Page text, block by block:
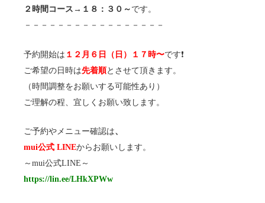
２時間コース→１８：３０～ です。
－－－－－－－－－－－－－－－－－
予約開始は １２月６日（日）１７時〜です❗️
ご希望の日時は先着順とさせて頂きます。
（時間調整をお願いする可能性あり）
ご理解の程、宜しくお願い致します。
ご予約やメニュー確認は、
mui公式 LINEからお願いします。
～mui公式LINE～
https://lin.ee/LHkXPWw